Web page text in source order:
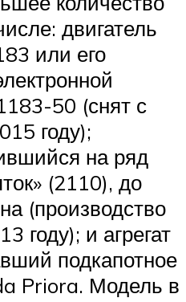
двигатель
или его
50 (снят с
году);
на ряд
(2110), до
(производство
году); и агрегат
подкапотное
Priora. Модель в